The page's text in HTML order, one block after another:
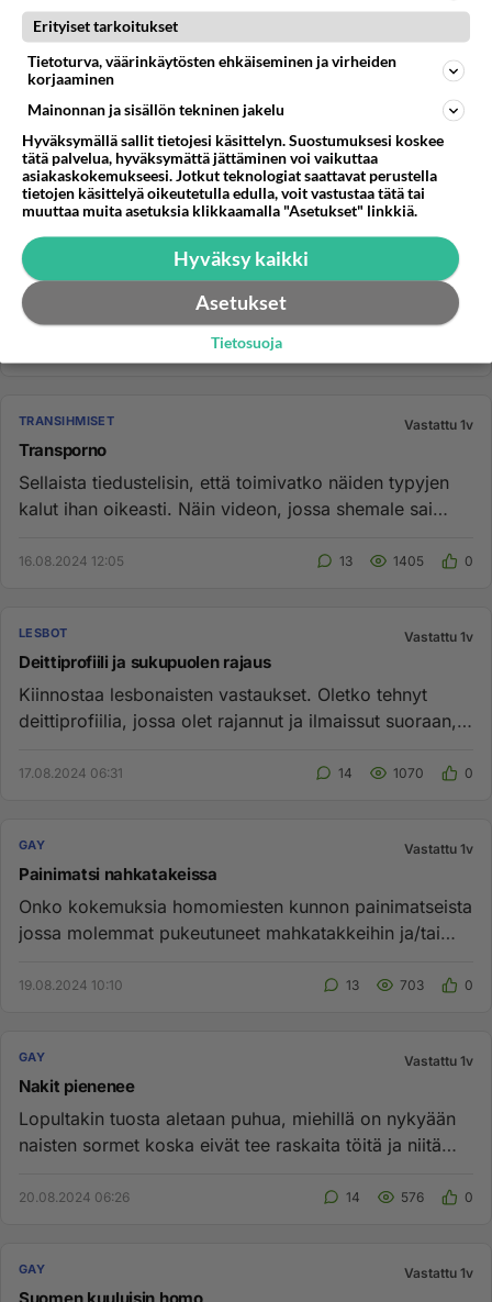
TRANSIHMISET Vastattu 1v
Transporno
Sellaista tiedustelisin, että toimivatko näiden typyjen
kalut ihan oikeasti. Näin videon, jossa shemale sai
16.08.2024 12:05 13 1405 0
LESBOT Vastattu 1v
Deittiprofiili ja sukupuolen rajaus
Kiinnostaa lesbonaisten vastaukset. Oletko tehnyt
deittiprofiilia, jossa olet rajannut ja ilmaissut suoraan,
17.08.2024 06:31 14 1070 0
GAY Vastattu 1v
Painimatsi nahkatakeissa
Onko kokemuksia homomiesten kunnon painimatseista
jossa molemmat pukeutuneet mahkatakkeihin ja/tai
19.08.2024 10:10 13 703 0
GAY Vastattu 1v
Nakit pienenee
Lopultakin tuosta aletaan puhua, miehillä on nykyään
naisten sormet koska eivät tee raskaita töitä ja niitä
20.08.2024 06:26 14 576 0
GAY Vastattu 1v
Erityiset tarkoitukset
Tietoturva, väärinkäytösten ehkäiseminen ja virheiden
korjaaminen
Mainonnan ja sisällön tekninen jakelu
Hyväksymällä sallit tietojesi käsittelyn. Suostumuksesi koskee
tätä palvelua, hyväksymättä jättäminen voi vaikuttaa
asiakaskokemukseesi. Jotkut teknologiat saattavat perustella
tietojen käsittelyä oikeutetulla edulla, voit vastustaa tätä tai
muuttaa muita asetuksia klikkaamalla "Asetukset" linkkiä.
Hyväksy kaikki
Asetukset
Tietosuoja